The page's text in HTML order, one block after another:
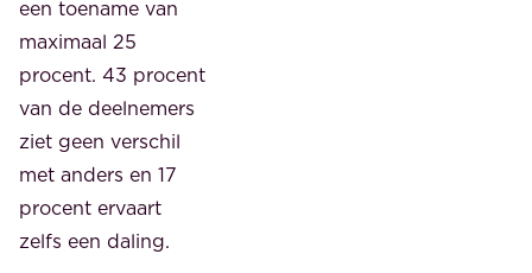
een toename van
maximaal 25
procent. 43 procent
van de deelnemers
ziet geen verschil
met anders en 17
procent ervaart
zelfs een daling.